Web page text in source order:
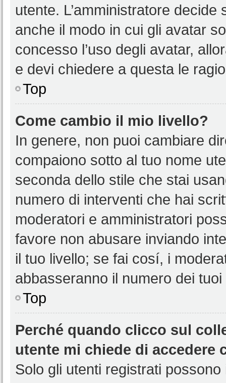
utente. L’amministratore
anche il modo in cui gli avatar
concesso l’uso degli avatar,
e devi chiedere a questa le
Top
Come cambio il mio livello?
In genere, non puoi cambiare
compaiono sotto al tuo nome
seconda dello stile che stai
numero di interventi che hai
moderatori e amministratori
favore non abusare inviando
il tuo livello; se fai cosí, i
abbasseranno il numero dei
Top
Perché quando clicco sul
utente mi chiede di accedere
Solo gli utenti registrati